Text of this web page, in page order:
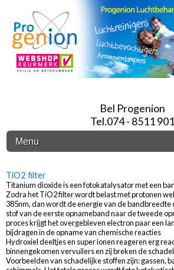
Bel Progenion
Tel.074 - 8511 901
Menu
TiO2 filter
Titanium dioxide is een fotokatalysator met een
Zodra het TiO2 filter wordt belast met protonen
385nm, dan wordt de energie van de bandbreedte
stof van de eerste opnameband naar de tweede
proces krijgt het overgebleven electron paar een
bijdragen in de opname van chemische reacties
Hydroxiel deeltjes en super ionen reageren erg
binnengekomen vervuilers en zij breken de
Voorbeelden van schadelijke stoffen zijn: gassen,